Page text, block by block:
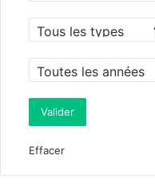
Effacer